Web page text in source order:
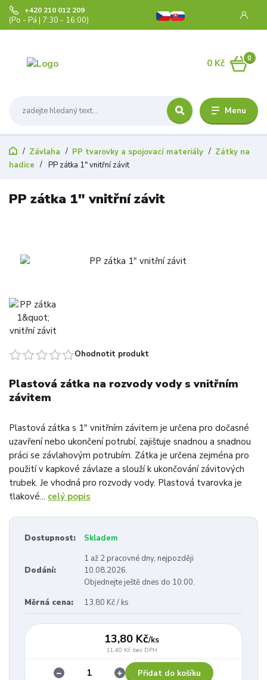
Menu
+420 210 012 209
(Po - Pá | 7:30 - 16:00)
0
0 Kč
Závlaha PP tvarovky a spojovací materiály
Zátky na
hadice
PP zátka 1" vnitřní závit
PP zátka 1" vnitřní závit
Ohodnotit produkt
Plastová zátka na rozvody vody s vnitřním
závitem
Plastová zátka s 1" vnitřním závitem je určena pro dočasné
uzavření nebo ukončení potrubí, zajišťuje snadnou a snadnou
práci se závlahovým potrubím. Zátka je určena zejména pro
použití v kapkové závlaze a slouží k ukončování závitových
trubek. Je vhodná pro rozvody vody. Plastová tvarovka je
tlakové... celý popis
Dostupnost: Skladem
Dodání:
1 až 2 pracovné dny, nejpozději
10.08.2026.
Objednejte ještě dnes do 10:00.
Měrná cena:
13,80 Kč / ks
13,80 Kč/ks
11,40 Kč bez DPH
Přidat do košíku